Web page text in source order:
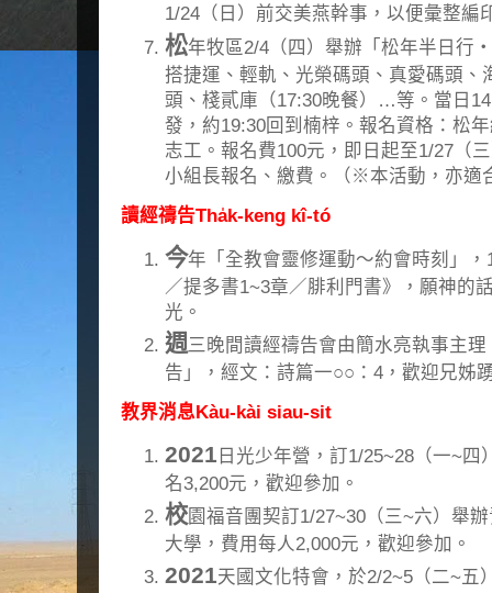
1/24（日）前交美燕幹事，以便彙整編
松年牧區2/4（四）舉辦「松年半日行
搭捷運、輕軌、光榮碼頭、真愛碼頭、
頭、棧貳庫（17:30晚餐）…等。當日
發，約19:30回到楠梓。報名資格：松
志工。報名費100元，即日起至1/27（
小組長報名、繳費。（※本活動，亦適
讀經禱告Tha̍k-keng kî-tó
今年「全教會靈修運動～約會時刻」
／提多書1~3章／腓利門書》，願神的
光。
週三晚間讀經禱告會由簡水亮執事主
告」，經文：詩篇一○○：4，歡迎兄姊
教界消息Kàu-kài siau-sit
2021 日光少年營，訂1/25~28（一~
名3,200元，歡迎參加。
校園福音團契訂1/27~30（三~六）舉
大學，費用每人2,000元，歡迎參加。
2021天國文化特會，於2/2~5（二~五